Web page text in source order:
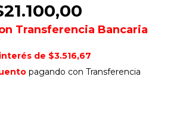
Transferencia Bancaria
de $3.516,67
pagando con Transferencia